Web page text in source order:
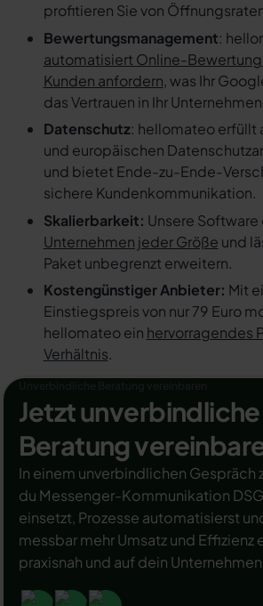
profitieren Sie von
Bewertungsmanagement:
automatisiert Online-
Kunden anfordern, was Ihr
das Vertrauen in Ihr
Datenschutz: hellomateo erfüllt
und europäischen
und bietet Ende-zu-Ende-
sichere Kundenkommunikation.
Skalierbarkeit: Unsere
Unternehmen jeder Größe und
Paket unbegrenzt erweitern.
Kostengünstiger Anbieter: Mit
Einstiegspreis von nur 79 Euro
hellomateo ein hervorragendes
Verhältnis.
Jetzt unverbindliche
Beratung
In einem unverbindlichen Gespräch
du Messenger-Kommunikation
einsetzt, Prozesse automatisierst
messbar mehr Umsatz und Effizienz
praxisnah und auf dein